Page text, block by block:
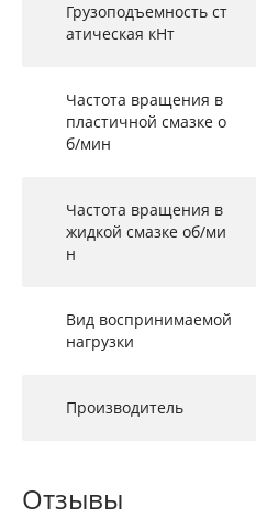
Грузоподъемность ст
атическая кНт
Частота вращения в
пластичной смазке о
б/мин
Частота вращения в
жидкой смазке об/ми
н
Вид воспринимаемой
нагрузки
Производитель
Отзывы